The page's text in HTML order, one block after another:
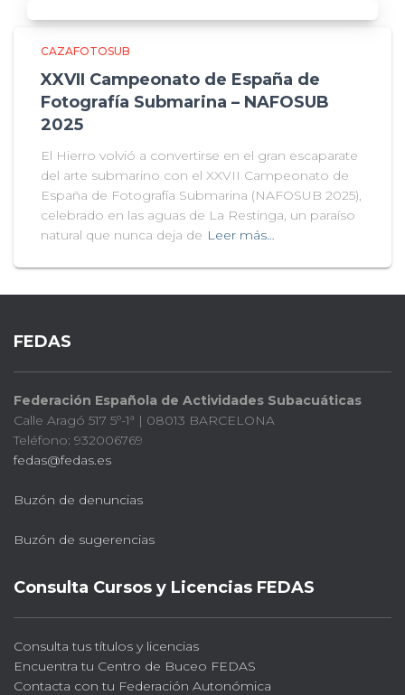
CAZAFOTOSUB
XXVII Campeonato de España de
Fotografía Submarina – NAFOSUB
2025
El Hierro volvió a convertirse en el gran escaparate
del arte submarino con el XXVII Campeonato de
España de Fotografía Submarina (NAFOSUB 2025),
celebrado en las aguas de La Restinga, un paraíso
natural que nunca deja de Leer más…
FEDAS
Federación Española de Actividades Subacuáticas
Calle Aragó 517 5º-1ª | 08013 BARCELONA
Teléfono: 932006769
fedas@fedas.es
Buzón de denuncias
Buzón de sugerencias
Consulta Cursos y Licencias FEDAS
Consulta tus títulos y licencias
Encuentra tu Centro de Buceo FEDAS
Contacta con tu Federación Autonómica